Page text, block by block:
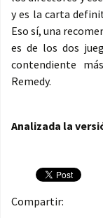
y es la carta
Eso sí, una
es de los dos
contendiente
Remedy.
Analizada la
Compartir: